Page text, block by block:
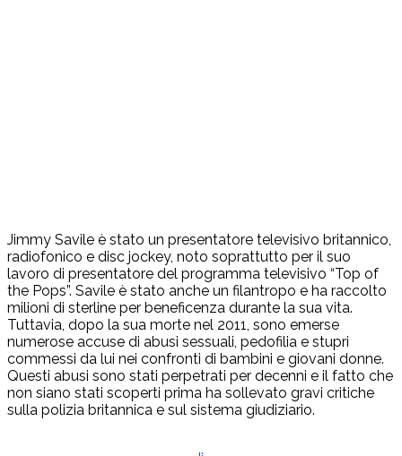
Jimmy Savile è stato un presentatore televisivo britannico,
radiofonico e disc jockey, noto soprattutto per il suo
lavoro di presentatore del programma televisivo “Top of
the Pops”. Savile è stato anche un filantropo e ha raccolto
milioni di sterline per beneficenza durante la sua vita.
Tuttavia, dopo la sua morte nel 2011, sono emerse
numerose accuse di abusi sessuali, pedofilia e stupri
commessi da lui nei confronti di bambini e giovani donne.
Questi abusi sono stati perpetrati per decenni e il fatto che
non siano stati scoperti prima ha sollevato gravi critiche
sulla polizia britannica e sul sistema giudiziario.